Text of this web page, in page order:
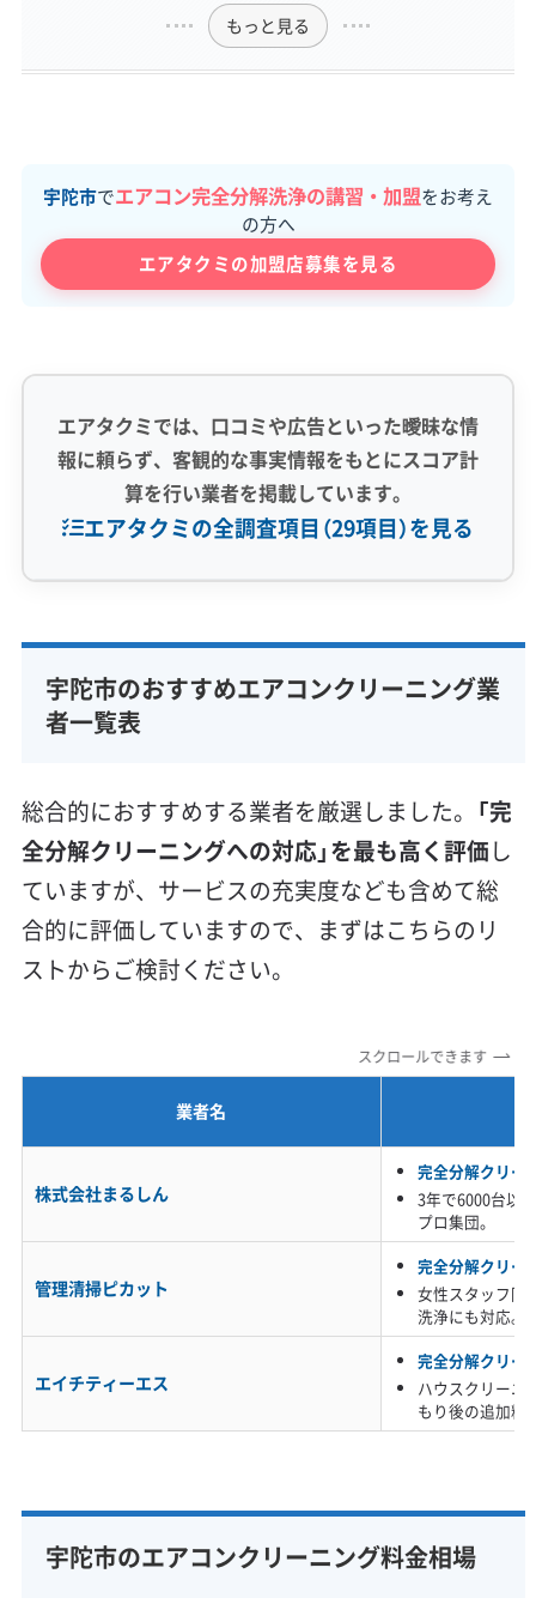
もっと見る
宇陀市でエアコン完全分解洗浄の講習・加盟をお考え
の方へ
エアタクミの加盟店募集を見る
エアタクミでは、口コミや広告といった曖昧な情
報に頼らず、客観的な事実情報をもとにスコア計
算を行い業者を掲載しています。
エアタクミの全調査項目（29項目）を見る
完全分解洗浄 部分クリーニング
実績10年以上
資格保有スタッフ
保証付き アフターフォロー
女性スタッフ在籍
エコ洗剤使用
アレルギー対策
ハウスダスト除去
利便性・サービス (12)
年末年始対応
防カビ・抗菌 消臭処理 防汚コーティング
宇陀市のおすすめエアコンクリーニング業
者一覧表
総合的におすすめする業者を厳選しました。 「完
全分解クリーニングへの対応」を最も高く評価し
ていますが、サービスの充実度なども含めて総
合的に評価していますので、まずはこちらのリ
ストからご検討ください。
スクロールできます
業者名
株式会社まるしん
完全分解クリー
3年で6000台以
プロ集団。
管理清掃ピカット
完全分解クリー
女性スタッフ同
洗浄にも対応。
エイチティーエス
完全分解クリー
ハウスクリーニ
もり後の追加料
宇陀市のエアコンクリーニング料金相場